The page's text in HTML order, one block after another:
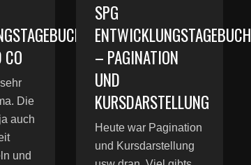
Die
auch
und
SPG
ENTWICKLUNGSTAGEBUCH
– PAGINATION
UND
KURSDARSTELLUNG
Heute war Pagination
und Kursdarstellung